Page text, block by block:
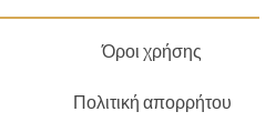
Όροι χρήσης
Πολιτική απορρήτου